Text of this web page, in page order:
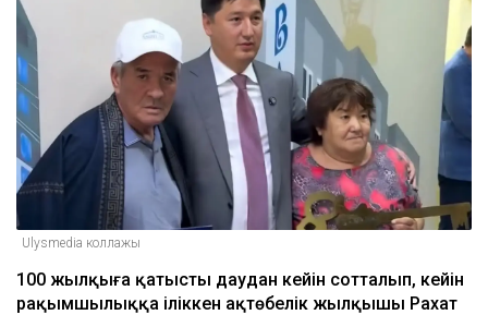
Ulysmedia коллажы
100 жылқыға қатысты даудан кейін сотталып, кейін
рақымшылыққа іліккен ақтөбелік жылқышы Рахат